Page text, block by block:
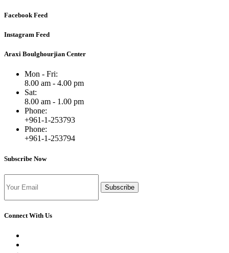
Facebook Feed
Instagram Feed
Araxi Boulghourjian Center
Mon - Fri:
8.00 am - 4.00 pm
Sat:
8.00 am - 1.00 pm
Phone:
+961-1-253793
Phone:
+961-1-253794
Subscribe Now
Subscribe
Connect With Us